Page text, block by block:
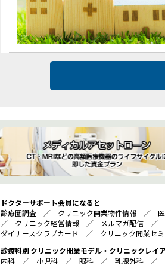
ドクターサポート会員になると
診療圏調査 ／ クリニック開業物件情報 ／
／ クリニック経営情報 ／ メルマガ配信 ／
ダイナースクラブカード ／ クリニック開業セ
診療科別 クリニック開業モデル・クリニックレイ
内科 ／ 小児科 ／ 眼科 ／ 乳腺外科 ／